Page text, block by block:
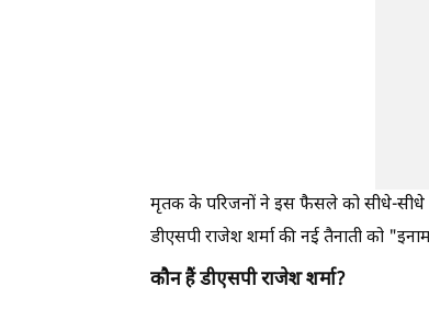
मृतक के परिजनों ने इस फैसले को सीधे-सीधे
डीएसपी राजेश शर्मा की नई तैनाती को
कौन हैं डीएसपी राजेश शर्मा?